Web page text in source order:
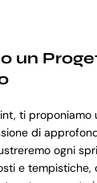
un
ti proponiamo
di
ogni
e tempistiche,